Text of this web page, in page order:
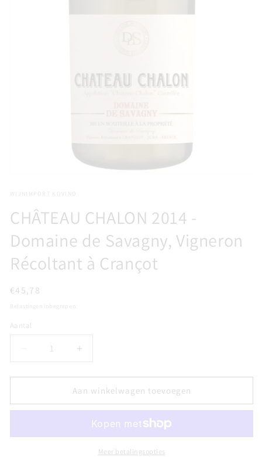
openen
modaal
WIJNIMPORT KOVINO
CHÂTEAU CHALON 2014 -
Domaine de Savagny, Vigneron
Récoltant à Crançot
Normale
€45,78
Aantal
Aantal
Aantal
voor
CHÂTEAU
CHALON
Domaine
voor
CHÂTEAU
CHALON
Domaine
Aan winkelwagen toevoegen
Meer betalingsopties